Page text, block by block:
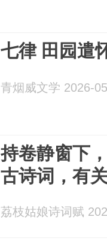
七律 田园遣
青烟威文学 2026-
持卷静窗下
古诗词，有
荔枝姑娘诗词赋